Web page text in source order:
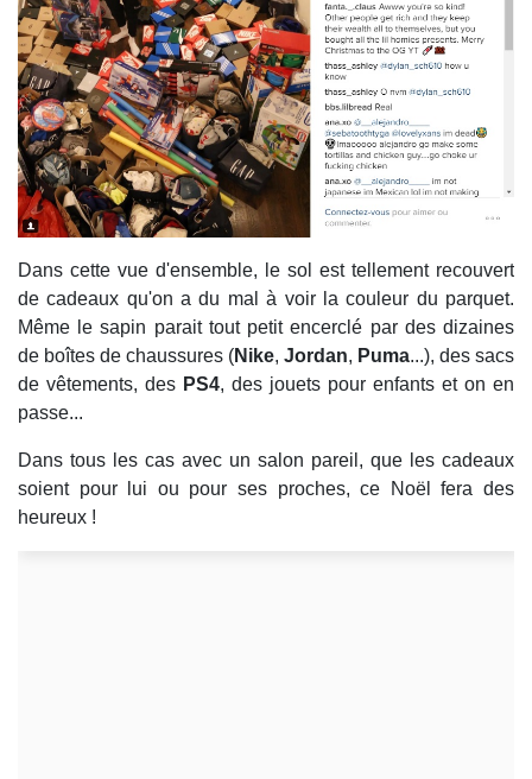
Dans cette vue d'ensemble, le sol est tellement recouvert
de cadeaux qu'on a du mal à voir la couleur du parquet.
Même le sapin parait tout petit encerclé par des dizaines
de boîtes de chaussures (Nike, Jordan, Puma...), des sacs
de vêtements, des PS4, des jouets pour enfants et on en
passe...
Dans tous les cas avec un salon pareil, que les cadeaux
soient pour lui ou pour ses proches, ce Noël fera des
heureux !